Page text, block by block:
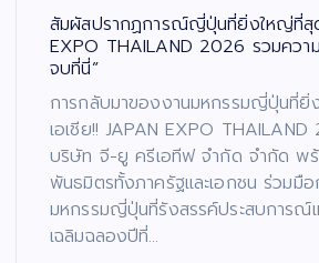
สัมผัสปรากฏการณ์ญี่ปุ่นที่ยิ่งใหญ่ที่สุด
EXPO THAILAND 2026 รวมควา
จบที่นี่”
การกลับมาของงานมหกรรมญี่ปุ่นที่ยิ่
เอเชีย!! JAPAN EXPO
บริษัท จี-ยู ครีเอทีฟ จำกัด จำกัด พร้
พันธมิตรทั้งภาครัฐและเอกชน ร่วมมื
มหกรรมญี่ปุ่นที่รังสรรค์ประสบการณ์
เฉลิมฉลองปีที่…